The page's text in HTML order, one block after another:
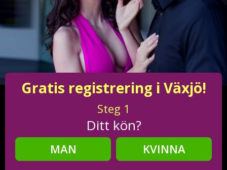
Gratis registrering i Växjö!
Steg 1
Ditt kön?
MAN
KVINNA